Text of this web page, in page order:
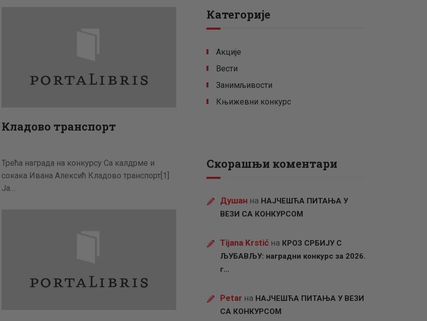
ПИСМО
Кладово транспорт
Трећа награда на конкурсу Са калдрме и
сокака Ивана Алексић Кладово транспорт[1]
Ја…
Категорије
Акције
Вести
Занимљивости
Књижевни конкурс
Скорашњи коментари
Душан на НАЈЧЕШЋА ПИТАЊА У
ВЕЗИ СА КОНКУРСОМ
Tijana Krstić на КРОЗ СРБИЈУ С
ЉУБАВЉУ: наградни конкурс за 2026.
г…
Petar на НАЈЧЕШЋА ПИТАЊА У ВЕЗИ
СА КОНКУРСОМ